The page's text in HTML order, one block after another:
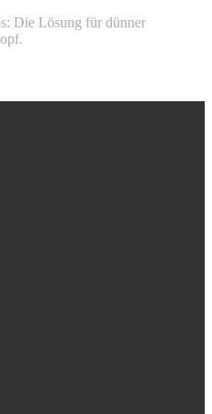
Die Lösung für dünner